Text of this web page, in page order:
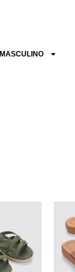
MASCULINO